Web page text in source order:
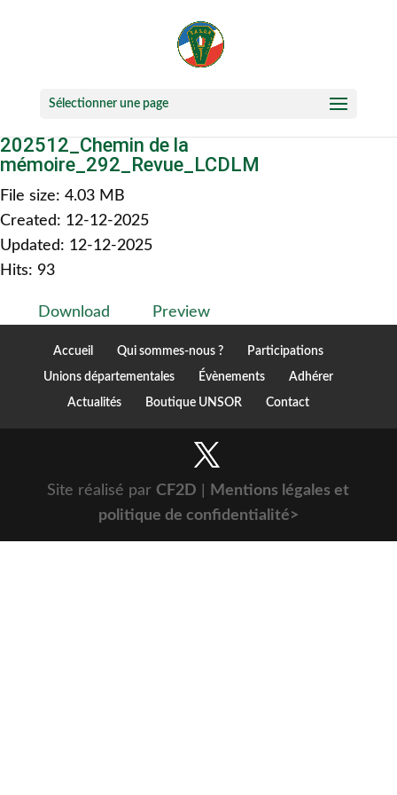
Sélectionner une page
202512_Chemin de la
mémoire_292_Revue_LCDLM
File size: 4.03 MB
Created: 12-12-2025
Updated: 12-12-2025
Hits: 93
Download Preview
Accueil Qui sommes-nous ? Participations
Unions départementales Évènements Adhérer
Actualités Boutique UNSOR Contact
Site réalisé par CF2D
Mentions légales et
politique de confidentialité>